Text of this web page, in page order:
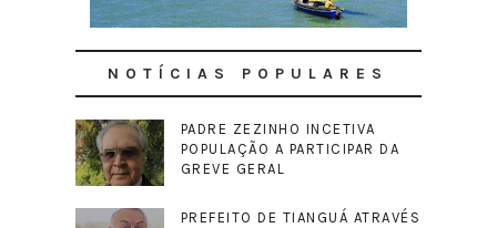
NOTÍCIAS POPULARES
PADRE ZEZINHO INCETIVA
POPULAÇÃO A PARTICIPAR DA
GREVE GERAL
PREFEITO DE TIANGUÁ ATRAVÉS